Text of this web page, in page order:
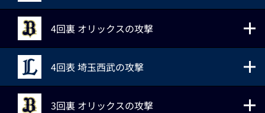
4回裏 オリックスの攻撃
4回表 埼玉西武の攻撃
3回裏 オリックスの攻撃